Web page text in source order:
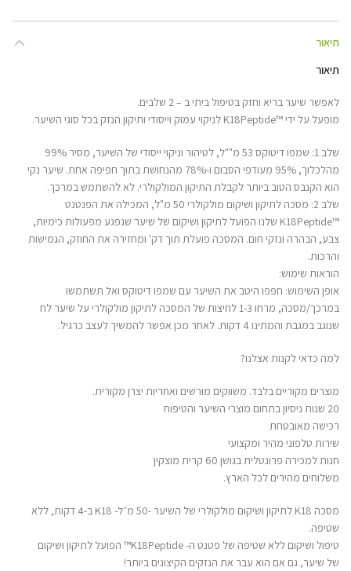
תיאור
תיאור
לאפשר שיער בריא וחזק בטיפול ביתי ב – 2 שלבים.
מופעל על ידי ™K18Peptide לניקוי עמוק וייסודי ותיקון הנזק בכל סוגי השיער.
שלב 1: שמפו דיטוקס 53 מ""ל, לטיהור וניקוי ייסודי של השיער, מסיר 99%
מהלכלוך, 95% מעודפי הסבום ו-78% מהנחושת בתוך חפיפה אחת. שיער נקי
הוא הקנבס הטוב ביותר לקבלת התיקון המולקולרי. לא להשתמש במרכך.
שלב 2: מסכה לתיקון ושיקום מולקולרי 50 מ"ל, המכילה את הפנטנט
™K18Peptide שלנו הפועל לתיקון ושיקום של שיער שנפגע מפעולות כימיות,
צבע, הבהרה ונזקי חום. המסכה פועלת תוך דק' ומחזירה את החוזק, הגמישות
והרכות.
הוראות שימוש:
אופן השימוש: חפפו היטב את השיער עם שמפו דיטוקס ואל תשתמשו
במרכך/מסכה, מרחו 1-3 לחיצות של המסכה לתיקון מולקולרי על שיער לח
שנוגב במגבת והמתינו 4 דקות. לאחר מכן אפשר להמשיך לעצב כרגיל.
למה כדאי לקנות אצלנו?
מוצרים מקוריים בלבד. משווקים מורשים ואחריות יצרן מקורית.
20 שנות ניסיון בתחום מוצרי השיער והטיפוח
רכישה מאובטחת
שירות טלפוני מהיר ומקצועי
חנות למכירה פרונטלית בגושן 60 קרית מוצקין
משלוחים מהירים לכל הארץ.
מסכה K18 לתיקון ושיקום מולקולרי של השיער -50 מ״ל- K18 ב-4 דקות, ללא
שטיפה.
טיפול ושיקום ללא שטיפה של פטנט ה- K18Peptide™ הפועל לתיקון ושיקום
של שיער, גם אם הוא עבר את הנזקים הקיצונים ביותר!